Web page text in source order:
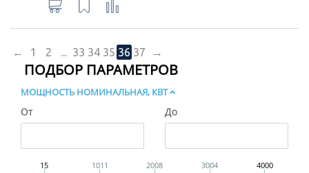
← 1 2 ... 33 34 35 36 37 →
ПОДБОР ПАРАМЕТРОВ
МОЩНОСТЬ НОМИНАЛЬНАЯ, КВТ
От До
15 1011 2008 3004 4000